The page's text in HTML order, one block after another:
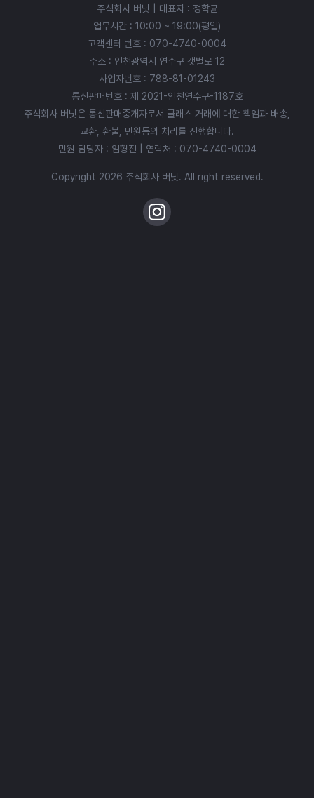
주식회사 버닛 | 대표자 : 정학균
업무시간 : 10:00 ~ 19:00(평일)
고객센터 번호 : 070-4740-0004
주소 : 인천광역시 연수구 갯벌로 12
사업자번호 : 788-81-01243
통신판매번호 : 제 2021-인천연수구-1187호
주식회사 버닛은 통신판매중개자로서 클래스 거래에 대한 책임과 배송,
교환, 환불, 민원등의 처리를 진행합니다.
민원 담당자 : 임형진 | 연락처 : 070-4740-0004
Copyright 2026 주식회사 버닛. All right reserved.